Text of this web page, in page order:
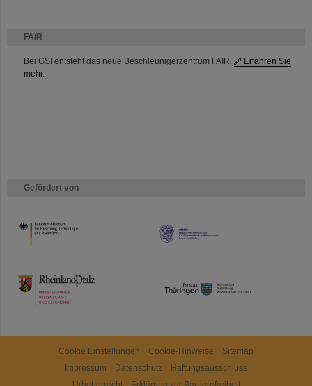
FAIR
Bei GSI entsteht das neue Beschleunigerzentrum FAIR.
Erfahren Sie
mehr.
Gefördert von
HMWK
TMWWDG
Cookie Einstellungen Cookie-Hinweise
Sitemap
Impressum
Datenschutz
Haftungsausschluss